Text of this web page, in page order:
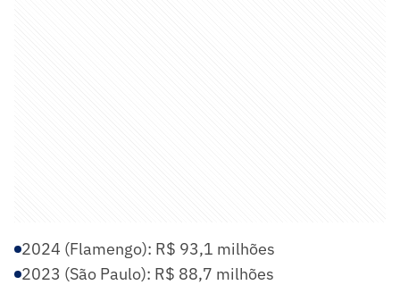
2024 (Flamengo): R$ 93,1 milhões
2023 (São Paulo): R$ 88,7 milhões